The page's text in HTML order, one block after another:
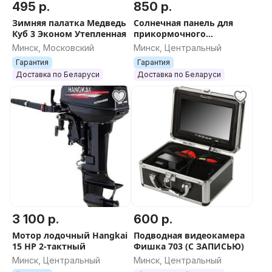
Подготовка лодки серии Е НДНД к спуску на воду
занимает 10 минут, достаточно накачать отсеки до
рабочего давления. Сборка такой лодки заключается
в открытии клапанов и простом сворачивании в
сумку.
Особенности модели
U-образный баллон с перегородками, вклеенным
транцем и НДНД
Корпус моторной надувной лодки ПВХ Фрегат 280 Е
НДНД состоит из «U»-образного баллона,
разделенного на 3 независимых отсека внутренними
перегородками и замкнутого в корме вклеенным
жестким транцем. Снизу к корпусу лодки приклеено
профилированное внутренними перегородками
надувное V-образное дно низкого давления,
снабженное предохранительным клапаном.
На носу и корме лодки установлены ручки,
495 р.
Зимняя палатка Медведь
Куб 3 Эконом Утепленная
Минск, Московский
Гарантия
Доставка по Беларуси
850 р.
Солнечная панель для
прикормочного
кораблика Boatman
Минск, Центральный
Гарантия
Доставка по Беларуси
3 100 р.
Мотор лодочный Hangkai
15 HP 2-тактный
Минск, Центральный
600 р.
Подводная видеокамера
Фишка 703 (С ЗАПИСЬЮ)
Минск, Центральный